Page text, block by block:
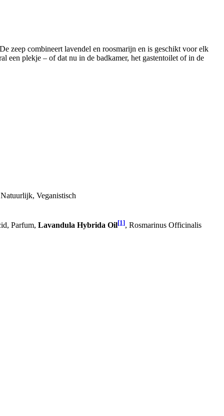
zeep combineert lavendel en roosmarijn en is geschikt voor elk
een plekje – of dat nu in de badkamer, het gastentoilet of in de
Veganistisch
Parfum, Lavandula Hybrida Oil[1], Rosmarinus Officinalis